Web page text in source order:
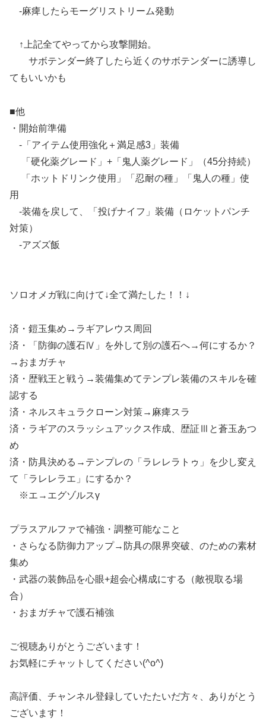
-麻痺したらモーグリストリーム発動
↑上記全てやってから攻撃開始。
サボテンダー終了したら近くのサボテンダーに誘導し
てもいいかも
■他
・開始前準備
-「アイテム使用強化＋満足感3」装備
「硬化薬グレード」+「鬼人薬グレード」（45分持続）
「ホットドリンク使用」「忍耐の種」「鬼人の種」使
用
-装備を戻して、「投げナイフ」装備（ロケットパンチ
対策）
-アズズ飯
ソロオメガ戦に向けて↓全て満たした！！↓
済・鎧玉集め→ラギアレウス周回
済・「防御の護石Ⅳ」を外して別の護石へ→何にするか？
→おまガチャ
済・歴戦王と戦う→装備集めてテンプレ装備のスキルを確
認する
済・ネルスキュラクローン対策→麻痺スラ
済・ラギアのスラッシュアックス作成、歴証Ⅲと蒼玉あつ
め
済・防具決める→テンプレの「ラレレラトゥ」を少し変え
て「ラレレラエ」にするか？
※エ→エグゾルスγ
プラスアルファで補強・調整可能なこと
・さらなる防御力アップ→防具の限界突破、のための素材
集め
・武器の装飾品を心眼+超会心構成にする（敵視取る場
合）
・おまガチャで護石補強
ご視聴ありがとうございます！
お気軽にチャットしてください(^o^)
高評価、チャンネル登録していたたいだ方々、ありがとう
ございます！